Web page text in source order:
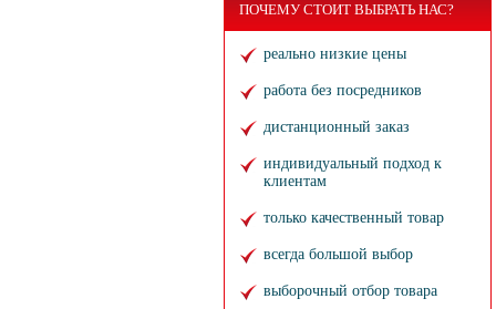
ПОЧЕМУ СТОИТ ВЫБРАТЬ НАС?
реально низкие цены
работа без посредников
дистанционный заказ
индивидуальный подход к
клиентам
только качественный товар
всегда большой выбор
выборочный отбор товара